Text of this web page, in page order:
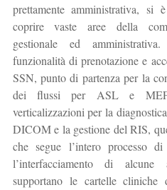
prettamente amministrativa,
coprire vaste aree della
gestionale ed
funzionalità di prenotazione e
SSN, punto di partenza per la
dei flussi per ASL e
verticalizzazioni per la
DICOM e la gestione del RIS,
che segue l’intero processo
l’interfacciamento di alcune
supportano le cartelle cliniche